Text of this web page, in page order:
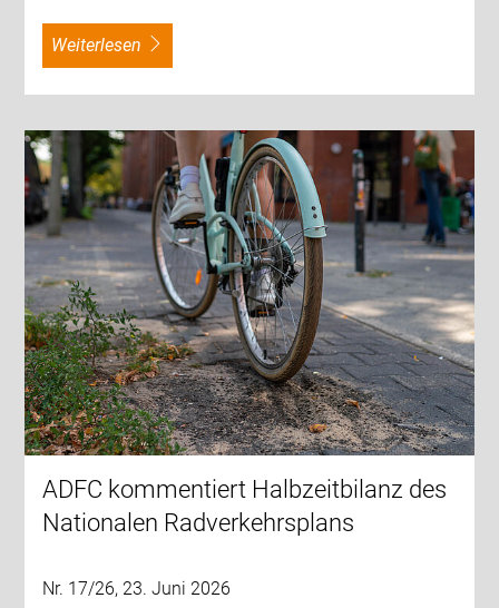
weiterlesen
ADFC kommentiert Halbzeitbilanz des
Nationalen Radverkehrsplans
Nr. 17/26, 23. Juni 2026